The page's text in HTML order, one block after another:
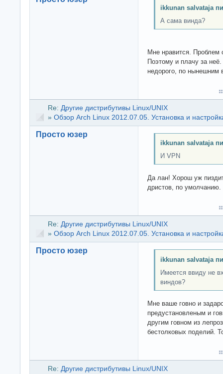
ikkunan salvataja
А сама винда?
Мне нравится. Проблем
Поэтому и плачу за
недорого, по нынешним
Re: Другие дистрибутивы Linux/UNIX
» Обзор Arch Linux 2012.07.05. Установка и
Просто юзер
ikkunan salvataja
И VPN
Да лан! Хорош уж
дристов, по умолчанию.
Re: Другие дистрибутивы Linux/UNIX
» Обзор Arch Linux 2012.07.05. Установка и
Просто юзер
ikkunan salvataja
Имеется ввиду не
виндов?
Мне ваше говно и
предустановленым и
другим говном из
бестолковых поделий.
Re: Другие дистрибутивы Linux/UNIX